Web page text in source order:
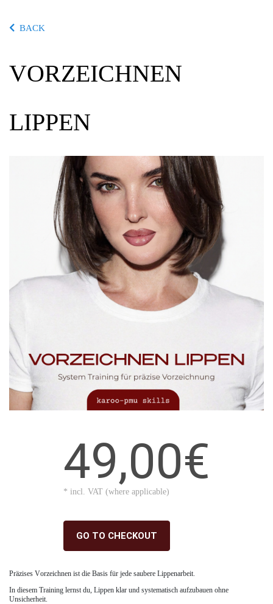
BACK
VORZEICHNEN
LIPPEN
49,00€
* incl. VAT (where applicable)
GO TO CHECKOUT
Präzises Vorzeichnen ist die Basis für jede saubere Lippenarbeit.
In diesem Training lernst du, Lippen klar und systematisch aufzubauen ohne
Unsicherheit.